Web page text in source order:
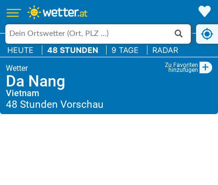
HEUTE 48 STUNDEN 9 TAGE RADAR
Zu Favoriten
hinzufügen +
Da Nang
Vietnam